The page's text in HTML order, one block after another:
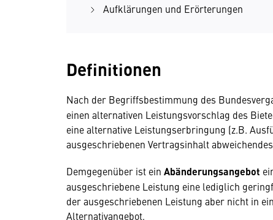
Aufklärungen und Erörterungen
Definitionen
Nach der Begriffsbestimmung des
einen alternativen Leistungsvorschlag des
eine alternative Leistungserbringung (z.B.
ausgeschriebenen Vertragsinhalt
Demgegenüber ist ein Abänderungsangebot
ausgeschriebene Leistung eine lediglich
der ausgeschriebenen Leistung aber nicht in
Alternativangebot.